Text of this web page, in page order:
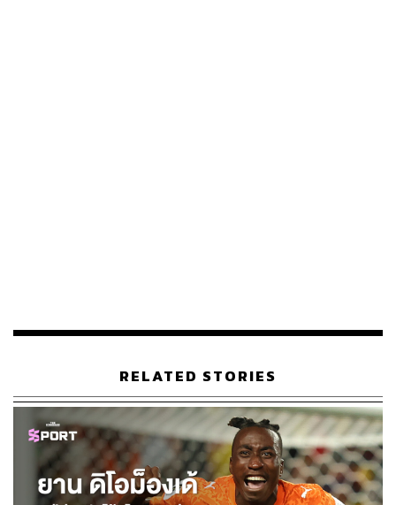
1.4K
ABOUT THE AUTHOR
อนุชิต ไกรวิจิตร
Content Creator ประจำกองบรรณาธิการข่าว
กีฬา สำนักข่าว THE STANDARD ผู้มีงาน
อดิเรกคือการสัมภาษณ์ BNK48
RELATED STORIES